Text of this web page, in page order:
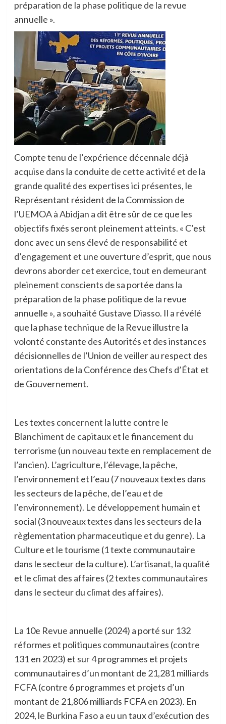
préparation de la phase politique de la revue
annuelle ».
Compte tenu de l’expérience décennale déjà
acquise dans la conduite de cette activité et de la
grande qualité des expertises ici présentes, le
Représentant résident de la Commission de
l’UEMOA à Abidjan a dit être sûr de ce que les
objectifs fixés seront pleinement atteints. « C’est
donc avec un sens élevé de responsabilité et
d’engagement et une ouverture d’esprit, que nous
devrons aborder cet exercice, tout en demeurant
pleinement conscients de sa portée dans la
préparation de la phase politique de la revue
annuelle », a souhaité Gustave Diasso. Il a révélé
que la phase technique de la Revue illustre la
volonté constante des Autorités et des instances
décisionnelles de l’Union de veiller au respect des
orientations de la Conférence des Chefs d’État et
de Gouvernement.
Les textes concernent la lutte contre le
Blanchiment de capitaux et le financement du
terrorisme (un nouveau texte en remplacement de
l’ancien). L’agriculture, l’élevage, la pêche,
l’environnement et l’eau (7 nouveaux textes dans
les secteurs de la pêche, de l’eau et de
l’environnement). Le développement humain et
social (3 nouveaux textes dans les secteurs de la
règlementation pharmaceutique et du genre). La
Culture et le tourisme (1 texte communautaire
dans le secteur de la culture). L’artisanat, la qualité
et le climat des affaires (2 textes communautaires
dans le secteur du climat des affaires).
La 10e Revue annuelle (2024) a porté sur 132
réformes et politiques communautaires (contre
131 en 2023) et sur 4 programmes et projets
communautaires d’un montant de 21,281 milliards
FCFA (contre 6 programmes et projets d’un
montant de 21,806 milliards FCFA en 2023). En
2024, le Burkina Faso a eu un taux d’exécution des